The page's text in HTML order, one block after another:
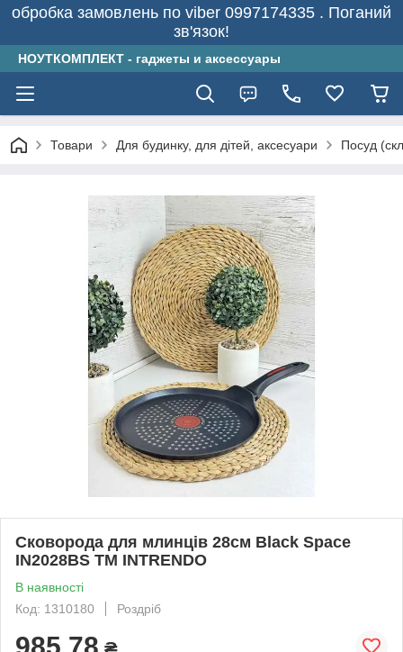
обробка замовлень по viber 0997174335 . Поганий
зв'язок!
НОУТКОМПЛЕКТ - гаджеты и аксессуары
Товари Для будинку, для дітей, аксесуари Посуд
Сковорода для млинців 28см Black Space
IN2028BS ТМ INTRENDO
В наявності
Код: 1310180
Роздріб
985,78